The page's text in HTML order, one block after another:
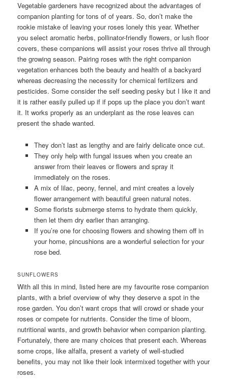
Vegetable gardeners have recognized about the advantages of
companion planting for tons of of years. So, don’t make the
rookie mistake of leaving your roses lonely this year. Whether
you select aromatic herbs, pollinator-friendly flowers, or lush floor
covers, these companions will assist your roses thrive all through
the growing season. Pairing roses with the right companion
vegetation enhances both the beauty and health of a backyard
whereas decreasing the necessity for chemical fertilizers and
pesticides. Some consider the self seeding pesky but I like it and
it is rather easily pulled up if if pops up the place you don’t want
it. It works properly as an underplant as the rose leaves can
present the shade wanted.
They don’t last as lengthy and are fairly delicate once cut.
They only help with fungal issues when you create an
answer from their leaves or flowers and spray it
immediately on the roses.
A mix of lilac, peony, fennel, and mint creates a lovely
flower arrangement with beautiful green natural notes.
Some florists submerge stems to hydrate them quickly,
then let them dry earlier than arranging.
If you’re one for choosing flowers and showing them off in
your home, pincushions are a wonderful selection for your
rose bed.
SUNFLOWERS
With all this in mind, listed here are my favourite rose companion
plants, with a brief overview of why they deserve a spot in the
rose garden. You don’t want crops that will crowd or shade your
roses or compete for nutrients. Consider the time of bloom,
nutritional wants, and growth behavior when companion planting.
Fortunately, there are many choices that present each. Whereas
some crops, like alfalfa, present a variety of well-studied
benefits, you may not like their look intermixed together with your
roses.